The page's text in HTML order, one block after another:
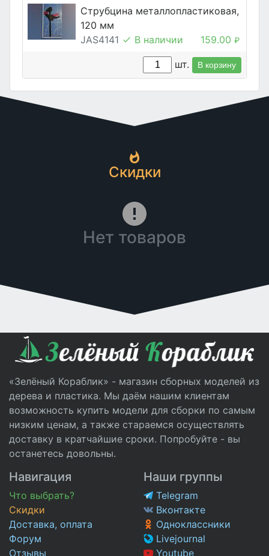
Струбцина металлопластиковая,
120 мм
JAS4141
В наличии 159.00 ₽
шт. В корзину
Скидки
Нет товаров
«Зелёный Кораблик» - магазин сборных моделей из
дерева и пластика. Мы даём нашим клиентам
возможность купить модели для сборки по самым
низким ценам, а также стараемся осуществлять
доставку в кратчайшие сроки. Попробуйте - вы
останетесь довольны.
Навигация
Что выбрать?
Скидки
Доставка, оплата
Форум
Отзывы
Наши группы
Telegram
Вконтакте
Одноклассники
Livejournal
Youtube